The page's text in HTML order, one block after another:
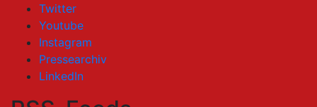
Twitter
Youtube
Instagram
Pressearchiv
LinkedIn